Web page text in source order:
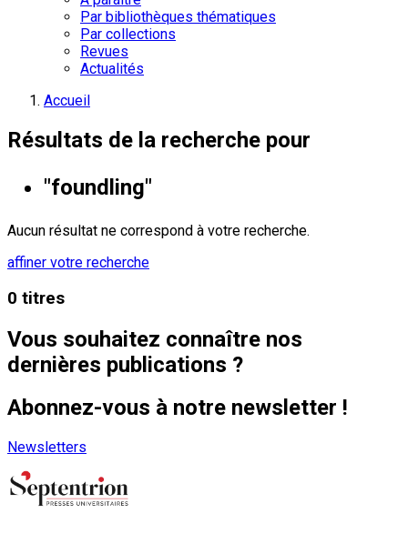
Par bibliothèques thématiques
Par collections
Revues
Actualités
Accueil
Résultats de la recherche pour
"foundling"
Aucun résultat ne correspond à votre recherche.
affiner votre recherche
0 titres
Vous souhaitez connaître nos
dernières publications ?
Abonnez-vous à notre newsletter !
Newsletters